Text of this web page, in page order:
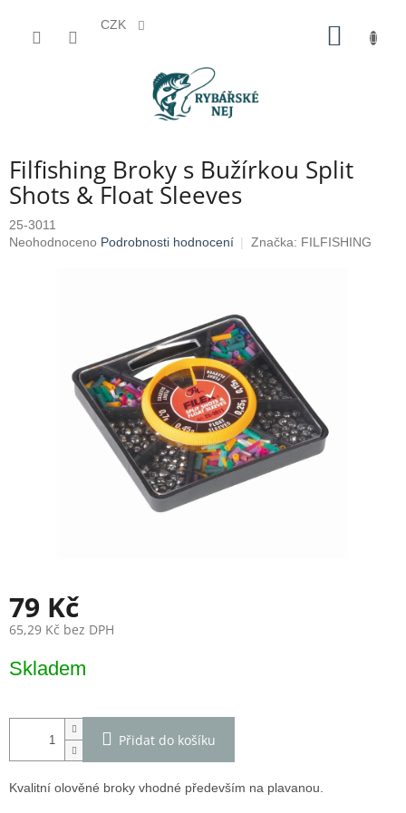
CZK
Filfishing Broky s Bužírkou Split
Shots & Float Sleeves
25-3011
Průměrné
Neohodnoceno Podrobnosti hodnocení Značka: FILFISHING
79 Kč
65,29 Kč bez DPH
cena:
Skladem
Přidat do košíku
Kvalitní olověné broky vhodné především na plavanou.